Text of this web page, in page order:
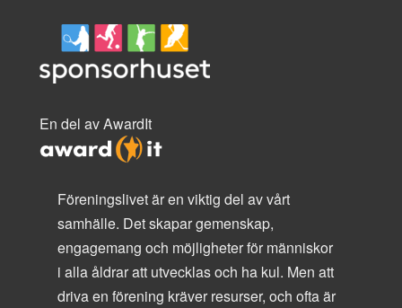
En del av AwardIt
Föreningslivet är en viktig del av vårt
samhälle. Det skapar gemenskap,
engagemang och möjligheter för människor
i alla åldrar att utvecklas och ha kul. Men att
driva en förening kräver resurser, och ofta är